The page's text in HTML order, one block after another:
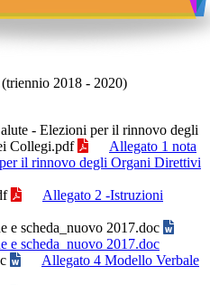
2018 - 2020)
- Elezioni per il rinnovo degli
Collegi.pdf
Allegato 1 nota
il rinnovo degli Organi Direttivi
Allegato 2 -Istruzioni
e scheda_nuovo 2017.doc
e scheda_nuovo 2017.doc
Allegato 4 Modello Verbale